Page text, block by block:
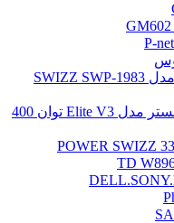
محافظ برق 6 خانه سوییز مدل SWIZZ SWP-1983
منبع تغذیه کامپیوتر کولر مستر مدل Elite V3 توان 400